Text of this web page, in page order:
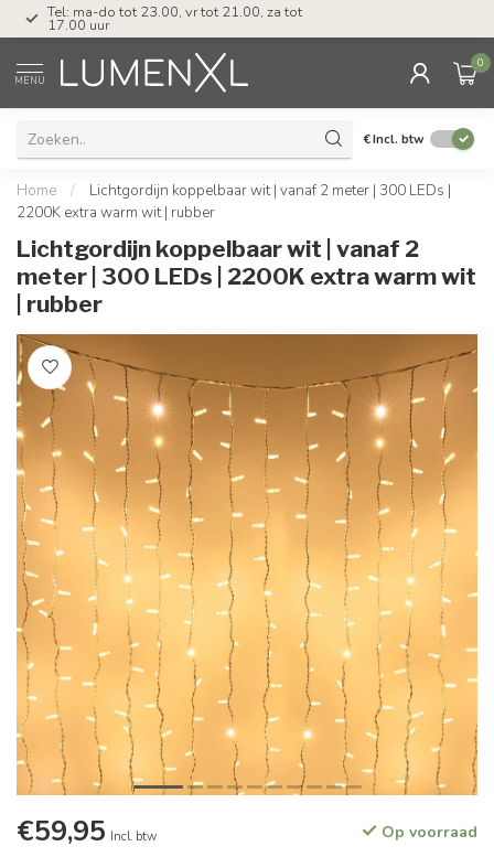
Tel: ma-do tot 23.00, vr tot 21.00, za tot
17.00 uur
MENU
0
€Incl. btw
Home /
Lichtgordijn koppelbaar wit | vanaf 2 meter | 300 LEDs |
2200K extra warm wit | rubber
Lichtgordijn koppelbaar wit | vanaf 2
meter | 300 LEDs | 2200K extra warm wit
| rubber
€59,95 Incl. btw Op voorraad